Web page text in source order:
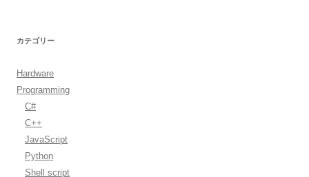
カテゴリー
Hardware
Programming
C#
C++
JavaScript
Python
Shell script